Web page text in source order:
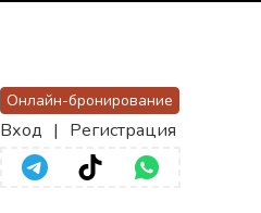
Онлайн-бронирование
Вход | Регистрация